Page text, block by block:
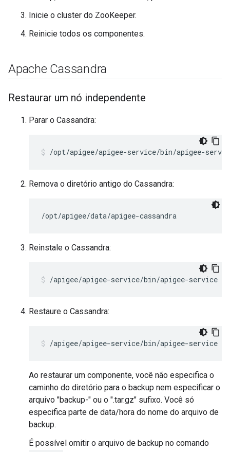
Inicie o cluster do ZooKeeper.
Reinicie todos os componentes.
Apache Cassandra
Restaurar um nó independente
Parar o Cassandra:
/opt/apigee/apigee-service/bin/apigee-
Remova o diretório antigo do Cassandra:
/opt/apigee/data/apigee-cassandra
Reinstale o Cassandra:
/apigee/apigee-service/bin/apigee-service
Restaure o Cassandra:
/apigee/apigee-service/bin/apigee-service
Ao restaurar um componente, você não especifica o
caminho do diretório para o backup nem especificar o
arquivo "backup-" ou o ".tar.gz" sufixo. Você só
especifica parte de data/hora do nome do arquivo de
backup.
É possível omitir o arquivo de backup no comando